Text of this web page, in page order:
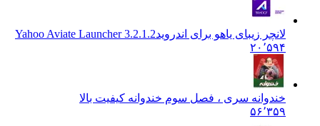
لانچر زیبای یاهو برای اندرویدYahoo Aviate Launcher 3.2.1.2
۲۰٬۵۹۴
خندوانه سری ، فصل سوم خندوانه کیفیت بالا
۵۶٬۳۵۹